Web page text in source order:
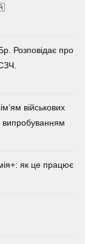
Розповідає про
військових
випробуванням
як це працює